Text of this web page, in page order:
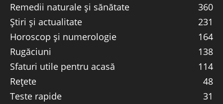
Remedii naturale și sănătate
360
Știri și actualitate
231
Horoscop și numerologie
164
Rugăciuni
138
Sfaturi utile pentru acasă
114
Rețete
48
Teste rapide
31